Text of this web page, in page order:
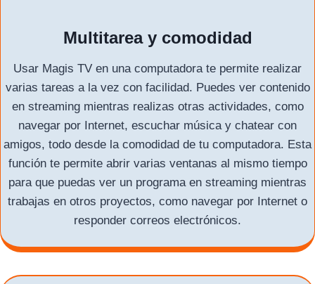
Multitarea y comodidad
Usar Magis TV en una computadora te permite realizar
varias tareas a la vez con facilidad. Puedes ver contenido
en streaming mientras realizas otras actividades, como
navegar por Internet, escuchar música y chatear con
amigos, todo desde la comodidad de tu computadora. Esta
función te permite abrir varias ventanas al mismo tiempo
para que puedas ver un programa en streaming mientras
trabajas en otros proyectos, como navegar por Internet o
responder correos electrónicos.